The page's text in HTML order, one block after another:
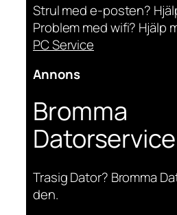
Strul med e-posten?
Problem med wifi? Hjälp
PC Service
Annons
Bromma
Datorservice
Trasig Dator? Bromma
den.